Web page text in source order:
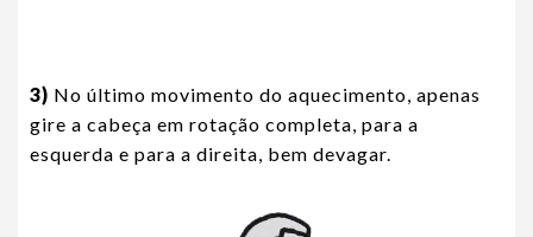
3) No último movimento do aquecimento, apenas
gire a cabeça em rotação completa, para a
esquerda e para a direita, bem devagar.